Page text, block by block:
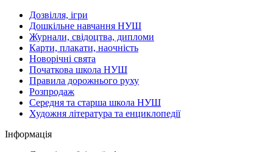
Дозвілля, ігри
Дошкільне навчання НУШ
Журнали, свідоцтва, дипломи
Карти, плакати, наочність
Новорічні свята
Початкова школа НУШ
Правила дорожнього руху
Розпродаж
Середня та старша школа НУШ
Художня література та енциклопедії
Інформація